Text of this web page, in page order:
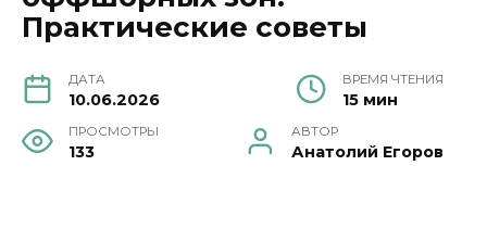
Практические советы
ДАТА
10.06.2026
ВРЕМЯ ЧТЕНИЯ
15 мин
ПРОСМОТРЫ
133
АВТОР
Анатолий Егоров